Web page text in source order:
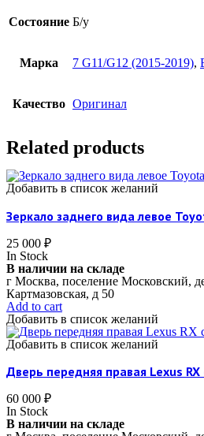
Состояние Б/у
Марка 7 G11/G12 (2015-2019),
Качество Оригинал
Related products
Добавить в список желаний
Зеркало заднего вида левое
25 000 ₽
In Stock
В наличии на складе
г Москва, поселение Московский,
Картмазовская, д 50
Add to cart
Добавить в список желаний
Добавить в список желаний
Дверь передняя правая Lexus
60 000 ₽
In Stock
В наличии на складе